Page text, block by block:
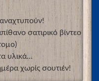
σατιρικό βίντεο
υλικά…
χωρίς σουτιέν!